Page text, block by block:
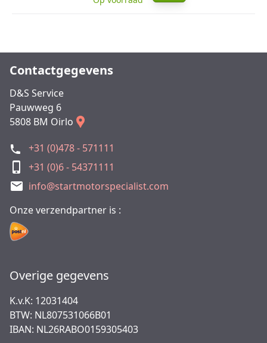
Contactgegevens
D&S Service
Pauwweg 6
5808 BM Oirlo
+31 (0)478 - 571111
+31 (0)6 - 54371111
info@startmotorspecialist.com
Onze verzendpartner is :
Overige gegevens
K.v.K: 12031404
BTW: NL807531066B01
IBAN: NL26RABO0159305403